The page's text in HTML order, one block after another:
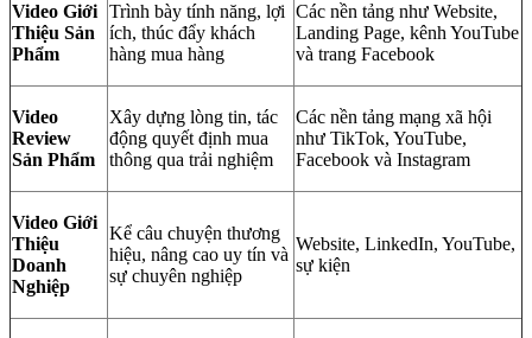
Video Giới
Thiệu Sản
Phẩm
Trình bày tính năng, lợi
ích, thúc đẩy khách
hàng mua hàng
Các nền tảng như Website,
Landing Page, kênh YouTube
và trang Facebook
Video
Review
Sản Phẩm
Xây dựng lòng tin, tác
động quyết định mua
thông qua trải nghiệm
Các nền tảng mạng xã hội
như TikTok, YouTube,
Facebook và Instagram
Video Giới
Thiệu
Doanh
Nghiệp
Kể câu chuyện thương
hiệu, nâng cao uy tín và
sự chuyên nghiệp
Website, LinkedIn, YouTube,
sự kiện